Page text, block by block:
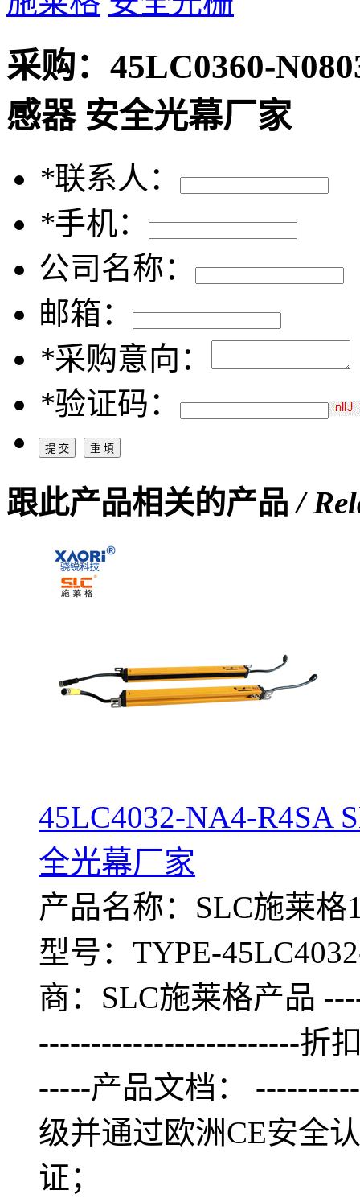
采购： 45LC0360-
感器 安全光幕厂家
*联系人：
*手机：
公司名称：
邮箱：
*采购意向：
*验证码：
跟此产品相关的产品/
45LC4032-NA4-R4SA
全光幕厂家
产品名称：SLC施莱
型号：TYPE-
商：SLC施莱格产品
-------------------------折
-----产品文档：
级并通过欧洲CE安全
证；